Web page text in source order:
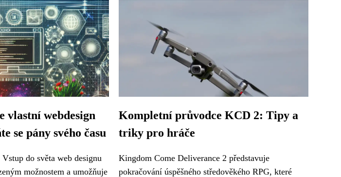
vlastní webdesign
se pány svého času
do světa web designu
možnostem a umožňuje
Kompletní průvodce KCD 2: Tipy a
triky pro hráče
Kingdom Come Deliverance 2 představuje
pokračování úspěšného středověkého RPG, které